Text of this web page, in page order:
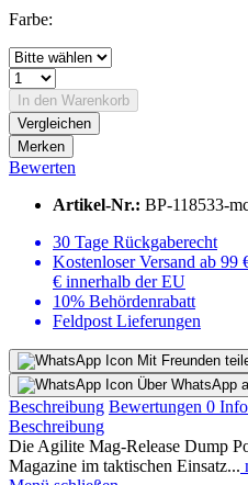
Farbe:
In den Warenkorb
Vergleichen
Merken
Bewerten
Artikel-Nr.: BP-118533-
30 Tage Rückgaberecht
Kostenloser Versand ab 99
€ innerhalb der EU
10% Behördenrabatt
Feldpost Lieferungen
Mit Freunden
Über WhatsApp
Beschreibung Bewertungen 0
Beschreibung
Die Agilite Mag-Release Dump
Magazine im taktischen Einsatz...